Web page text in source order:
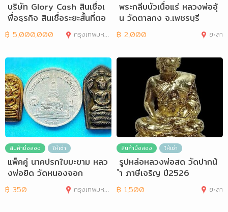
บริษัท Glory Cash สินเชื่อเ
พื่อธุรกิจ สินเชื่อระยะสั้นที่ตอ
฿ 5,000,000 กรุงเทพมหานคร
พระกลีบบัวเนื้อแร่ หลวงพ่ออุ้
น วัดตาลกง จ.เพชรบุรี
฿ 2,000 ยะลา
สินค้ามือสอง ให้เช่า
แพ็คคู่ นาคปรกใบมะขาม หลว
งพ่อยิด วัดหนองจอก
฿ 350 กรุงเทพมหานคร
สินค้ามือสอง ให้เช่า
รูปหล่อหลวงพ่อสด วัดปากน้
ำ ภาษีเจริญ ปี2526
฿ 1,500 ยะลา